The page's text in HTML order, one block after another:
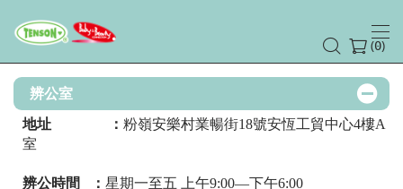
(0)
辨公室
地址 ： 粉嶺安樂村業暢街18號安恆工貿中心4樓A
室
辨公時間 ： 星期一至五 上午9:00—下午6:00